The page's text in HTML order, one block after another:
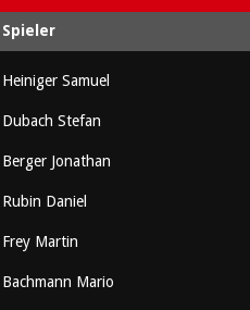
Spieler
Heiniger Samuel
Dubach Stefan
Berger Jonathan
Rubin Daniel
Frey Martin
Bachmann Mario